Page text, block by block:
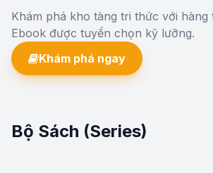
Khám phá kho tàng tri thức với hàng
Ebook được tuyển chọn kỹ lưỡng.
Khám phá ngay
Bộ Sách (Series)